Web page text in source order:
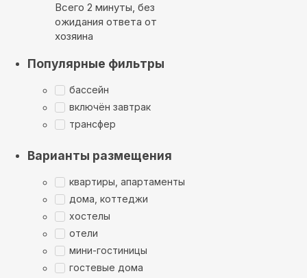
Всего 2 минуты, без
ожидания ответа от
хозяина
Популярные фильтры
бассейн
включён завтрак
трансфер
Варианты размещения
квартиры, апартаменты
дома, коттеджи
хостелы
отели
мини-гостиницы
гостевые дома